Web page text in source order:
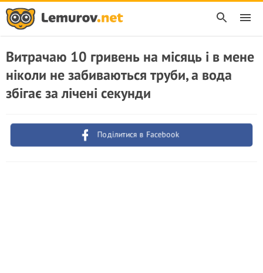
Витрачаю 10 гривень на місяць і в мене
ніколи не забиваються труби, а вода
збігає за лічені секунди
Поділитися в Facebook